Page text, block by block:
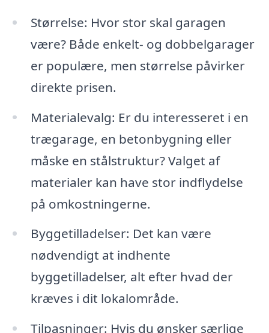
Størrelse: Hvor stor skal garagen
være? Både enkelt- og dobbelgarager
er populære, men størrelse påvirker
direkte prisen.
Materialevalg: Er du interesseret i en
trægarage, en betonbygning eller
måske en stålstruktur? Valget af
materialer kan have stor indflydelse
på omkostningerne.
Byggetilladelser: Det kan være
nødvendigt at indhente
byggetilladelser, alt efter hvad der
kræves i dit lokalområde.
Tilpasninger: Hvis du ønsker særlige